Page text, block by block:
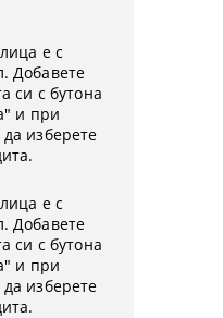
е с
Добавете
си с бутона
и при
изберете
е с
Добавете
си с бутона
и при
изберете